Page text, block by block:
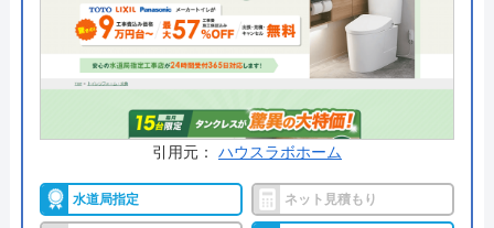
引用元： ハウスラボホーム
水道局指定 ネット見積もり